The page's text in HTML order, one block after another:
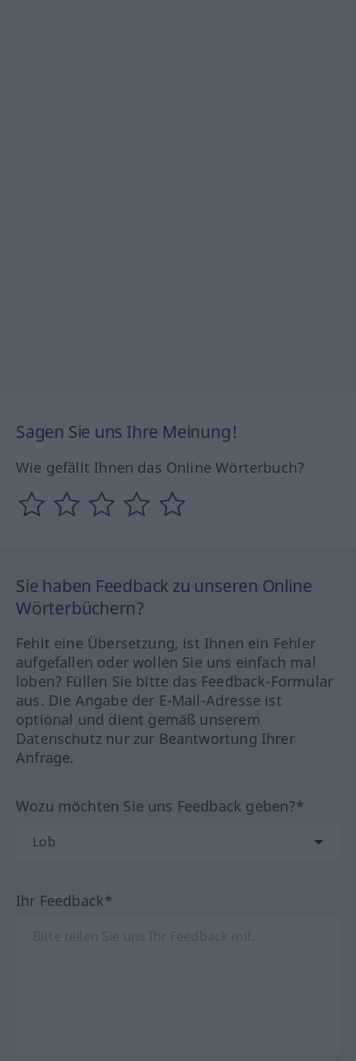
Sagen Sie uns Ihre Meinung!
Wie gefällt Ihnen das Online Wörterbuch?
Sie haben Feedback zu unseren Online
Wörterbüchern?
Fehlt eine Übersetzung, ist Ihnen ein Fehler
aufgefallen oder wollen Sie uns einfach mal
loben? Füllen Sie bitte das Feedback-Formular
aus. Die Angabe der E-Mail-Adresse ist
optional und dient gemäß unserem
Datenschutz nur zur Beantwortung Ihrer
Anfrage.
Wozu möchten Sie uns Feedback geben?*
Ihr Feedback*